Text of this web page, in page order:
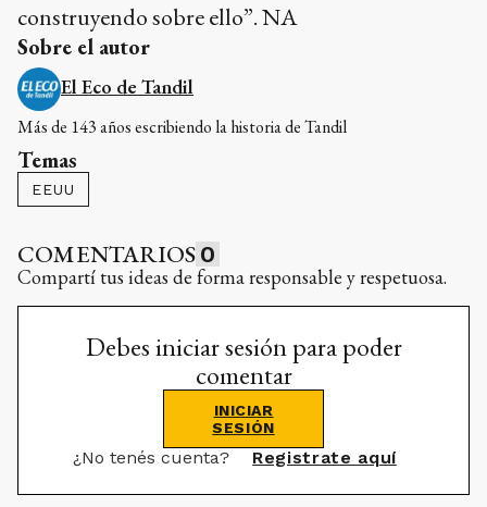
construyendo sobre ello”. NA
Sobre el autor
El Eco de Tandil
Más de 143 años escribiendo la historia de Tandil
Temas
EEUU
COMENTARIOS 0
Compartí tus ideas de forma responsable y respetuosa.
Debes iniciar sesión para poder
comentar
INICIAR
SESIÓN
¿No tenés cuenta? Registrate aquí